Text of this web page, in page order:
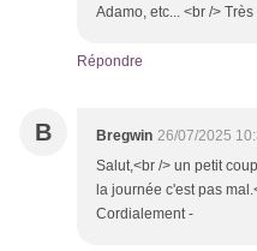
Adamo, etc... <br />
Répondre
B Bregwin 26/07/2025
Salut,<br /> un petit
la journée c'est pas
Cordialement -